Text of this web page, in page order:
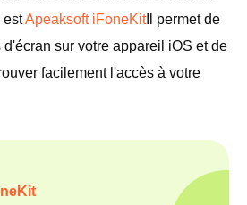
estApeaksoft iFoneKitIl permet de
sur votre appareil iOS et de
facilement l'accès à votre